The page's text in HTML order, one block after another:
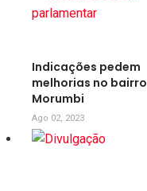
Indicações pedem
melhorias no bairro
Morumbi
Ago 02, 2023